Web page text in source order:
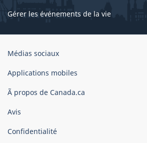
Gérer les événements de la vie
Organisation
gouvernement
Canada
Médias sociaux
Applications mobiles
Ã propos de Canada.ca
Avis
Confidentialité